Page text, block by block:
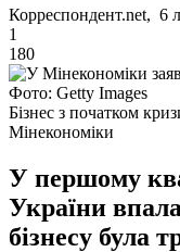
Корреспондент.net, 6
1
180
Фото: Getty Images
Бізнес з початком
Мінекономіки
У першому
України
бізнесу була